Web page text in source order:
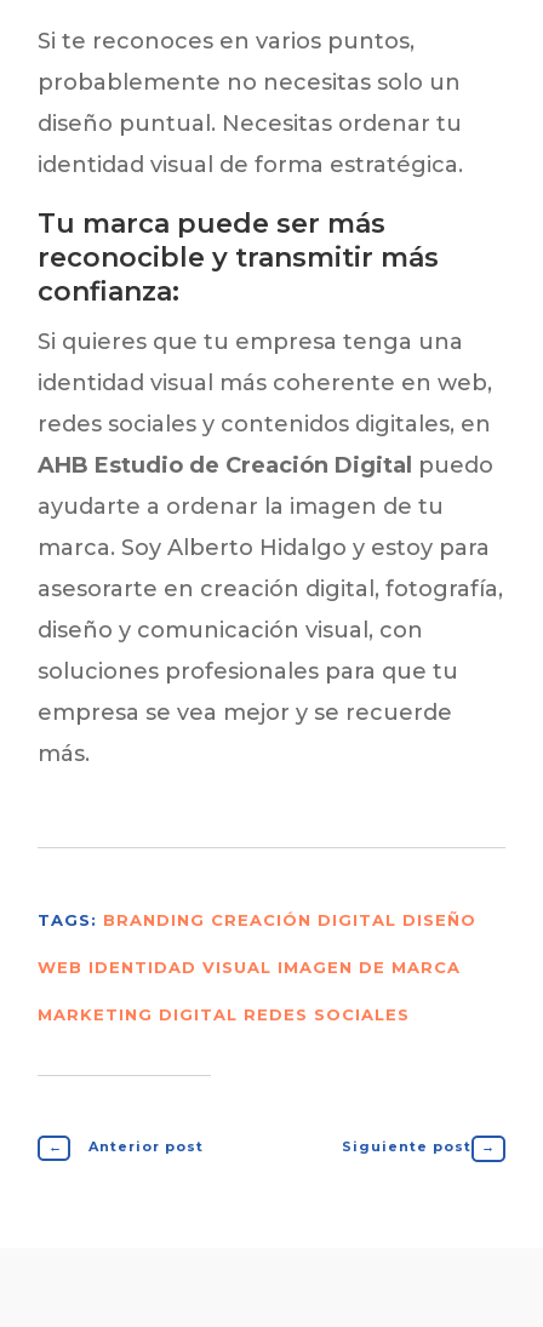
Si te reconoces en varios puntos,
probablemente no necesitas solo un
diseño puntual. Necesitas ordenar tu
identidad visual de forma estratégica.
Tu marca puede ser más
reconocible y transmitir más
confianza:
Si quieres que tu empresa tenga una
identidad visual más coherente en web,
redes sociales y contenidos digitales, en
AHB Estudio de Creación Digital puedo
ayudarte a ordenar la imagen de tu
marca. Soy Alberto Hidalgo y estoy para
asesorarte en creación digital, fotografía,
diseño y comunicación visual, con
soluciones profesionales para que tu
empresa se vea mejor y se recuerde
más.
TAGS: BRANDING CREACIÓN DIGITAL DISEÑO
WEB IDENTIDAD VISUAL IMAGEN DE MARCA
MARKETING DIGITAL REDES SOCIALES
← Anterior post Siguiente post →